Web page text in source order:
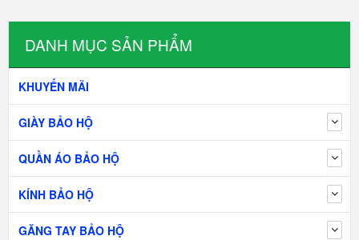
DANH MỤC SẢN PHẨM
KHUYẾN MÃI
GIÀY BẢO HỘ
QUẦN ÁO BẢO HỘ
KÍNH BẢO HỘ
GĂNG TAY BẢO HỘ